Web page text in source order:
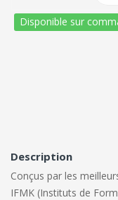
Disponible sur
Description
Conçus par les
IFMK (Instituts de